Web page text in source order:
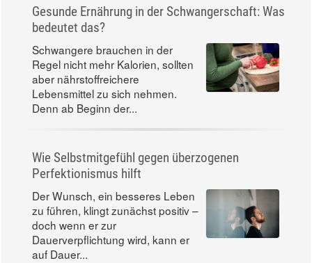
Gesunde Ernährung in der Schwangerschaft: Was
bedeutet das?
Schwangere brauchen in der
Regel nicht mehr Kalorien, sollten
aber nährstoffreichere
Lebensmittel zu sich nehmen.
Denn ab Beginn der...
Wie Selbstmitgefühl gegen überzogenen
Perfektionismus hilft
Der Wunsch, ein besseres Leben
zu führen, klingt zunächst positiv –
doch wenn er zur
Dauerverpflichtung wird, kann er
auf Dauer...